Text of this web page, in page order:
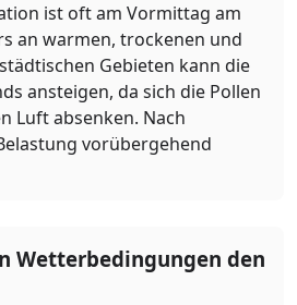
ist oft am Vormittag am
an warmen, trockenen und
Gebieten kann die
ansteigen, da sich die Pollen
Luft absenken. Nach
vorübergehend
Wetterbedingungen den